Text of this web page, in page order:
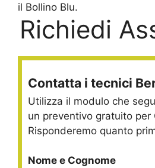
il Bollino Blu.
Richiedi
Contatta i tecnici
Utilizza il modulo che
un preventivo gratuito per
Risponderemo quanto
Nome e Cognome